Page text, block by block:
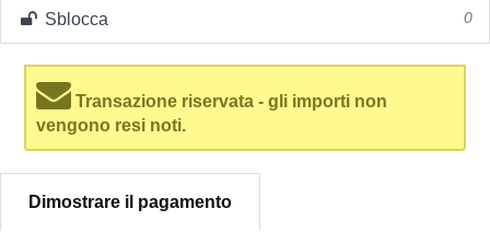
Sblocca 0
Transazione riservata - gli importi non
vengono resi noti.
Dimostrare il pagamento